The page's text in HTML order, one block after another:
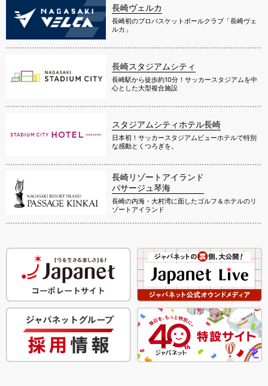
長崎ヴェルカ
長崎初のプロバスケットボールクラブ「長崎ヴェ
ルカ」
長崎スタジアムシティ
長崎駅から徒歩約10分！サッカースタジアムを中
心とした大型複合施設
スタジアムシティホテル長崎
日本初！サッカースタジアムビューホテルで特別
な感動とくつろぎを。
長崎リゾートアイランド
パサージュ琴海
長崎の内海・大村湾に面したゴルフ＆ホテルのリ
ゾートアイランド